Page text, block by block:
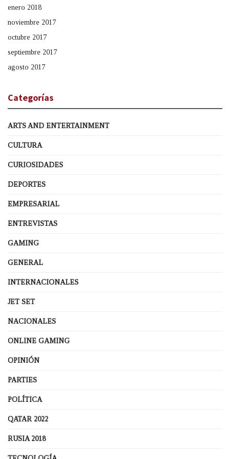
enero 2018
noviembre 2017
octubre 2017
septiembre 2017
agosto 2017
Categorías
ARTS AND ENTERTAINMENT
CULTURA
CURIOSIDADES
DEPORTES
EMPRESARIAL
ENTREVISTAS
GAMING
GENERAL
INTERNACIONALES
JET SET
NACIONALES
ONLINE GAMING
OPINIÓN
PARTIES
POLÍTICA
QATAR 2022
RUSIA 2018